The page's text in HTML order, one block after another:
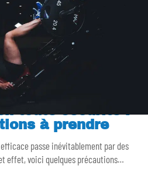
toute sécurité :
à prendre
passe inévitablement par des
effet, voici quelques précautions…